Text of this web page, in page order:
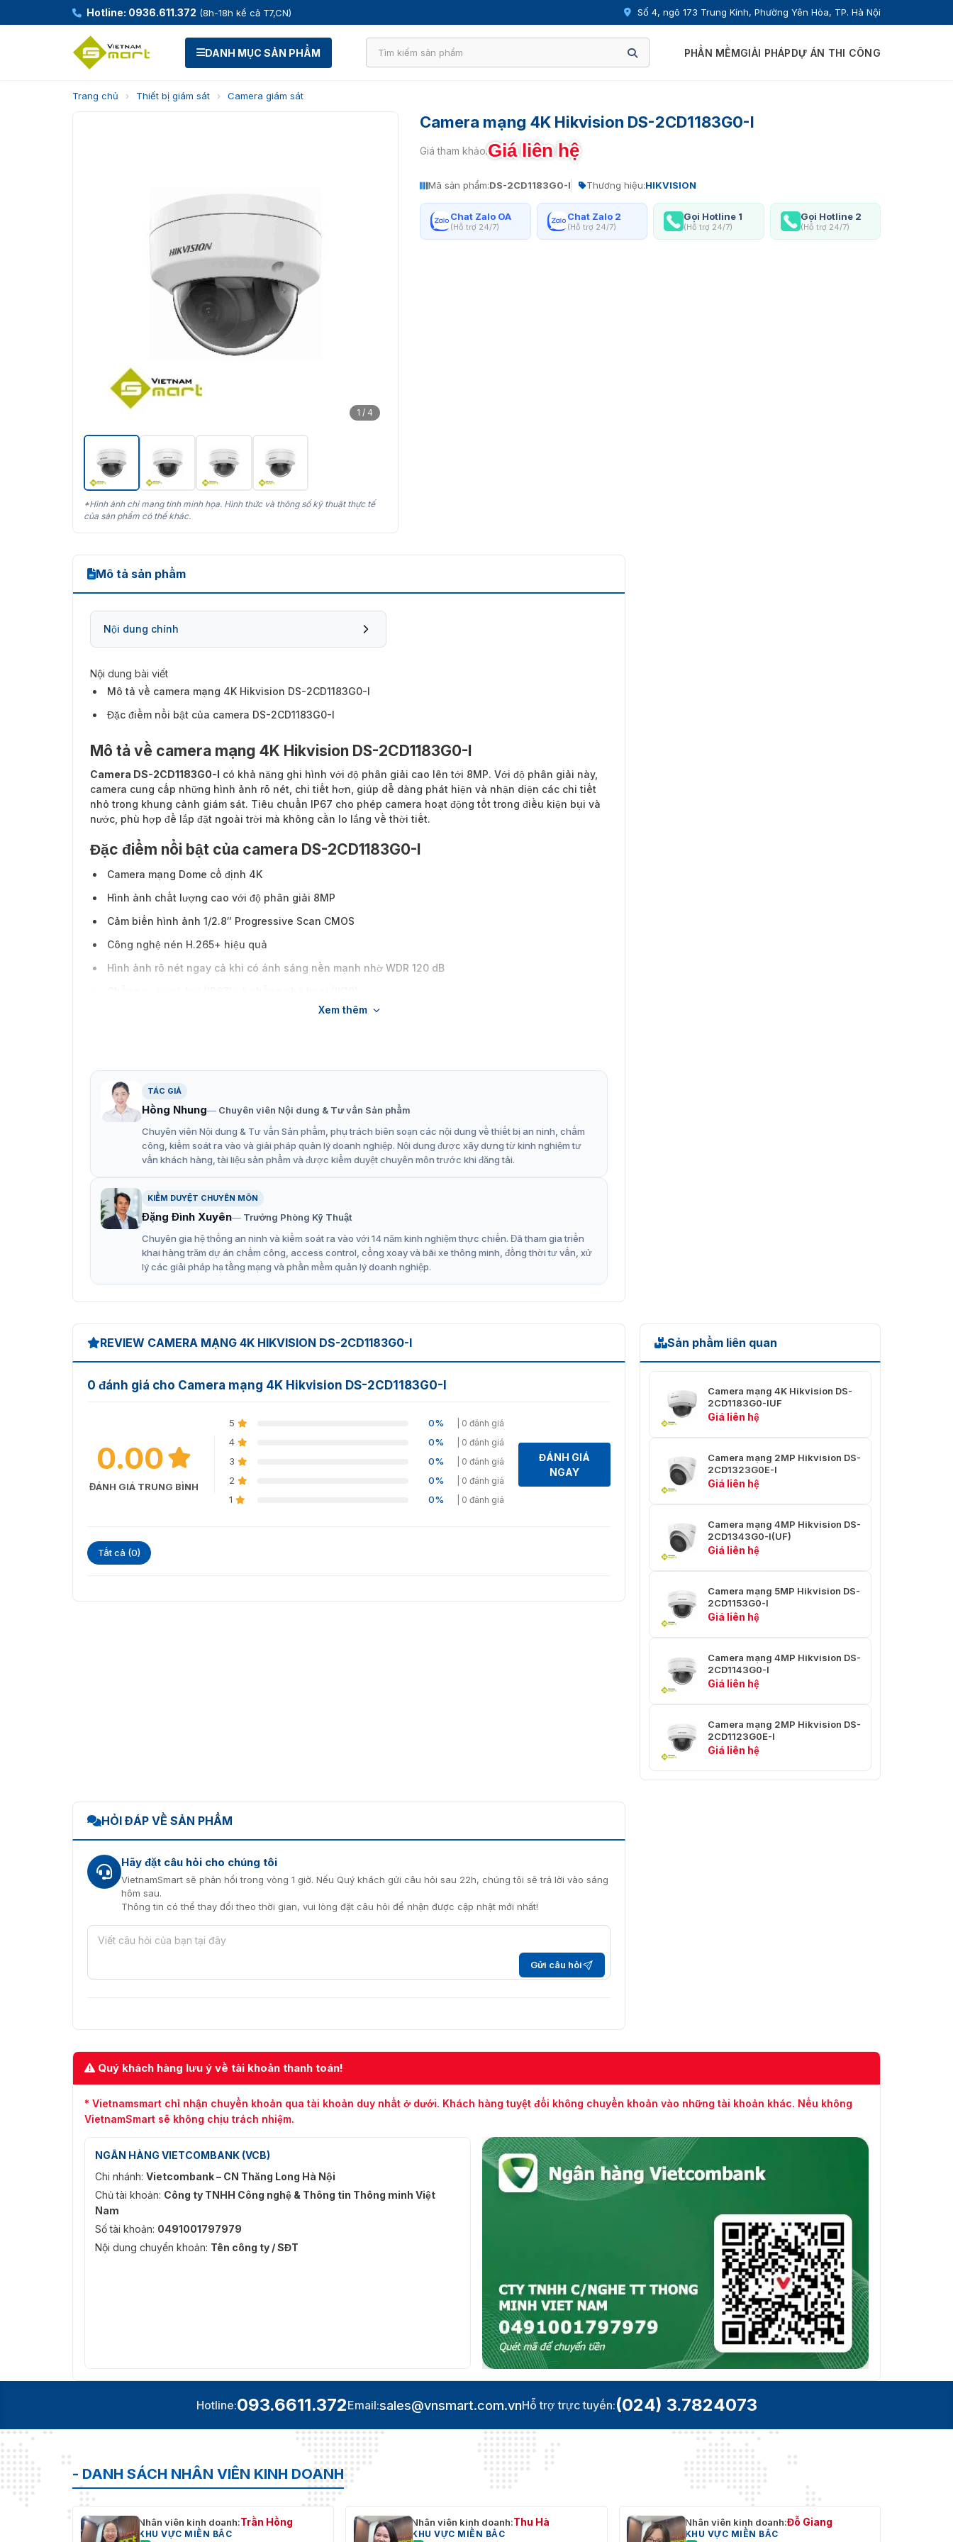
Hotline: 0936.611.372 (8h-18h kể cả T7,CN) Số 4, ngõ 173 Trung Kính, Phường Yên Hòa, TP. Hà Nội
DANH MỤC SẢN PHẨM PHẦN MỀMGIẢI PHÁPDỰ ÁN THI CÔNG
Trang chủ › Thiết bị giám sát › Camera giám sát
1 / 4
*Hình ảnh chỉ mang tính minh họa. Hình thức và thông số kỹ thuật thực tế
của sản phẩm có thể khác.
Camera mạng 4K Hikvision DS-2CD1183G0-I
Giá tham khảo:Giá liên hệ
Mã sản phẩm:DS-2CD1183G0-I Thương hiệu:HIKVISION
Chat Zalo OA
(Hỗ trợ 24/7)
Chat Zalo 2
(Hỗ trợ 24/7)
Gọi Hotline 1
(Hỗ trợ 24/7)
Gọi Hotline 2
(Hỗ trợ 24/7)
Mô tả sản phẩm
Nội dung chính
Nội dung bài viết
Mô tả về camera mạng 4K Hikvision DS-2CD1183G0-I
Đặc điểm nổi bật của camera DS-2CD1183G0-I
Mô tả về camera mạng 4K Hikvision DS-2CD1183G0-I
Camera DS-2CD1183G0-I có khả năng ghi hình với độ phân giải cao lên tới 8MP. Với độ phân giải này,
camera cung cấp những hình ảnh rõ nét, chi tiết hơn, giúp dễ dàng phát hiện và nhận diện các chi tiết
nhỏ trong khung cảnh giám sát. Tiêu chuẩn IP67 cho phép camera hoạt động tốt trong điều kiện bụi và
nước, phù hợp để lắp đặt ngoài trời mà không cần lo lắng về thời tiết.
Đặc điểm nổi bật của camera DS-2CD1183G0-I
Camera mạng Dome cố định 4K
Hình ảnh chất lượng cao với độ phân giải 8MP
Cảm biến hình ảnh 1/2.8″ Progressive Scan CMOS
Công nghệ nén H.265+ hiệu quả
Hình ảnh rõ nét ngay cả khi có ánh sáng nền mạnh nhờ WDR 120 dB
EXIR 2.0: công nghệ hồng ngoại tiên tiến với phạm vi hồng ngoại xa
Xem thêm
TÁC GIẢ
Hồng Nhung
Chuyên viên Nội dung & Tư vấn Sản phẩm
Chuyên viên Nội dung & Tư vấn Sản phẩm, phụ trách biên soạn các nội dung về thiết bị an ninh, chấm
công, kiểm soát ra vào và giải pháp quản lý doanh nghiệp. Nội dung được xây dựng từ kinh nghiệm tư
vấn khách hàng, tài liệu sản phẩm và được kiểm duyệt chuyên môn trước khi đăng tải.
KIỂM DUYỆT CHUYÊN MÔN
Đặng Đình Xuyên
Trưởng Phòng Kỹ Thuật
Chuyên gia hệ thống an ninh và kiểm soát ra vào với 14 năm kinh nghiệm thực chiến. Đã tham gia triển
khai hàng trăm dự án chấm công, access control, cổng xoay và bãi xe thông minh, đồng thời tư vấn, xử
lý các giải pháp hạ tầng mạng và phần mềm quản lý doanh nghiệp.
REVIEW CAMERA MẠNG 4K HIKVISION DS-2CD1183G0-I
0 đánh giá cho Camera mạng 4K Hikvision DS-2CD1183G0-I
0.00
ĐÁNH GIÁ TRUNG BÌNH
5 0% | 0 đánh giá
4 0% | 0 đánh giá
3 0% | 0 đánh giá
2 0% | 0 đánh giá
1 0% | 0 đánh giá
ĐÁNH GIÁ
NGAY
Tất cả (0)
Sản phẩm liên quan
Camera mạng 4K Hikvision DS-
2CD1183G0-IUF
Giá liên hệ
Camera mạng 2MP Hikvision DS-
2CD1323G0E-I
Giá liên hệ
Camera mạng 4MP Hikvision DS-
2CD1343G0-I(UF)
Giá liên hệ
Camera mạng 5MP Hikvision DS-
2CD1153G0-I
Giá liên hệ
Camera mạng 4MP Hikvision DS-
2CD1143G0-I
Giá liên hệ
Camera mạng 2MP Hikvision DS-
2CD1123G0E-I
Giá liên hệ
HỎI ĐÁP VỀ SẢN PHẨM
Hãy đặt câu hỏi cho chúng tôi
VietnamSmart sẽ phản hồi trong vòng 1 giờ. Nếu Quý khách gửi câu hỏi sau 22h, chúng tôi sẽ trả lời vào sáng
hôm sau.
Thông tin có thể thay đổi theo thời gian, vui lòng đặt câu hỏi để nhận được cập nhật mới nhất!
Gửi câu hỏi
Quý khách hàng lưu ý về tài khoản thanh toán!
* Vietnamsmart chỉ nhận chuyển khoản qua tài khoản duy nhất ở dưới. Khách hàng tuyệt đối không chuyển khoản vào những tài khoản khác. Nếu không
VietnamSmart sẽ không chịu trách nhiệm.
NGÂN HÀNG VIETCOMBANK (VCB)
Chi nhánh: Vietcombank – CN Thăng Long Hà Nội
Chủ tài khoản: Công ty TNHH Công nghệ & Thông tin Thông minh Việt
Nam
Số tài khoản: 0491001797979
Nội dung chuyển khoản: Tên công ty / SĐT
Hotline:093.6611.372Email:sales@vnsmart.com.vnHỗ trợ trực tuyến:(024) 3.7824073
- DANH SÁCH NHÂN VIÊN KINH DOANH
Nhân viên kinh doanh:Trần Hồng
KHU VỰC MIỀN BẮC
Nhân viên kinh doanh:Thu Hà
KHU VỰC MIỀN BẮC
Nhân viên kinh doanh:Đỗ Giang
KHU VỰC MIỀN BẮC